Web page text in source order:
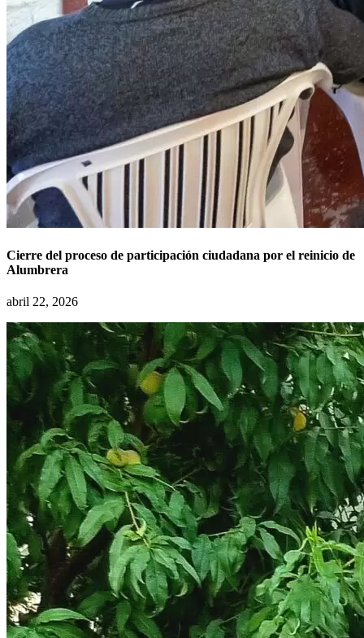
Cierre del proceso de participación ciudadana por el reinicio de
Alumbrera
abril 22, 2026